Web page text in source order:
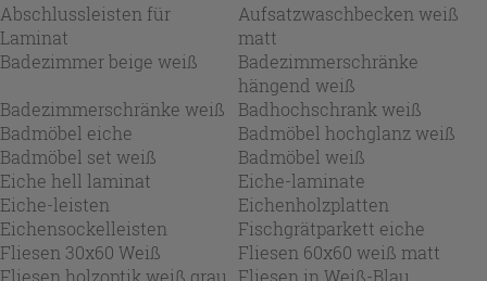
Abschlussleisten für
Laminat
Aufsatzwaschbecken weiß
matt
Badezimmer beige weiß
Badezimmerschränke
hängend weiß
Badezimmerschränke weiß
Badhochschrank weiß
Badmöbel eiche
Badmöbel hochglanz weiß
Badmöbel set weiß
Badmöbel weiß
Eiche hell laminat
Eiche-laminate
Eiche-leisten
Eichenholzplatten
Eichensockelleisten
Fischgrätparkett eiche
Fliesen 30x60 Weiß
Fliesen 60x60 weiß matt
Fliesen holzoptik weiß grau
Fliesen in Weiß-Blau